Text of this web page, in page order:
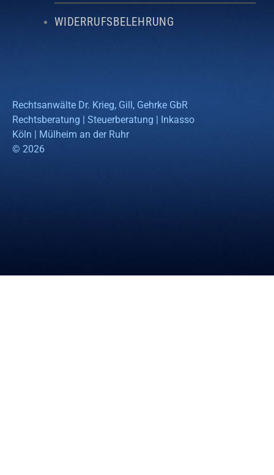
WIDERRUFSBELEHRUNG
Rechtsanwälte Dr. Krieg, Gill, Gehrke GbR
Rechtsberatung | Steuerberatung | Inkasso
Köln | Mülheim an der Ruhr
© 2026